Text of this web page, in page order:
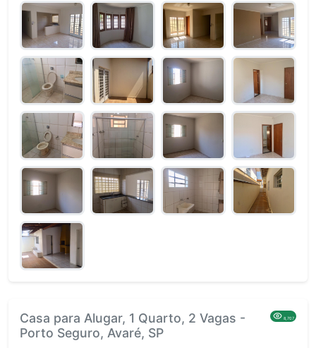
Casa para Alugar, 1 Quarto, 2 Vagas -
Porto Seguro, Avaré, SP
8,707